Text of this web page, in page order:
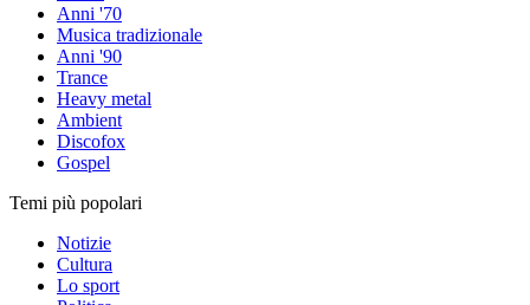
Anni '70
Musica tradizionale
Anni '90
Trance
Heavy metal
Ambient
Discofox
Gospel
Temi più popolari
Notizie
Cultura
Lo sport